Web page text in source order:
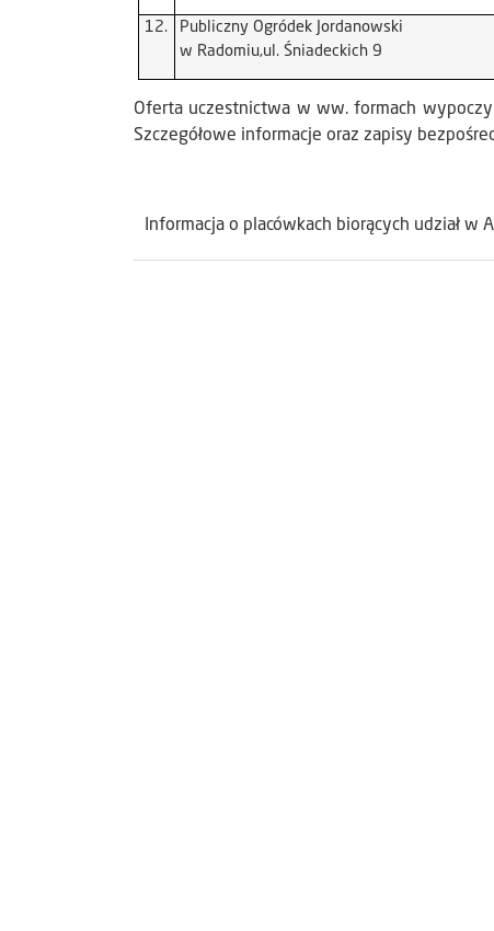
12.
Publiczny Ogródek Jordanowski
w Radomiu,ul. Śniadeckich 9
Oferta uczestnictwa w ww. formach
Szczegółowe informacje oraz zapisy
Informacja o placówkach biorących udział w